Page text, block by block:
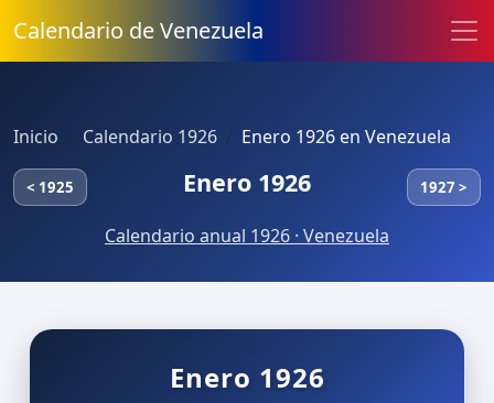
Calendario de Venezuela
Inicio Calendario 1926 Enero 1926 en Venezuela
< 1925 Enero 1926 1927 >
Calendario anual 1926 · Venezuela
Enero 1926